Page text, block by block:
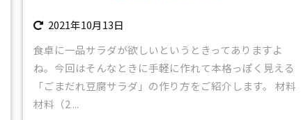
2021年10月13日
食卓に一品サラダが欲しいというときってありますよ
ね。今回はそんなときに手軽に作れて本格っぽく見える
「ごまだれ豆腐サラダ」の作り方をご紹介します。 材料
材料（2 ...